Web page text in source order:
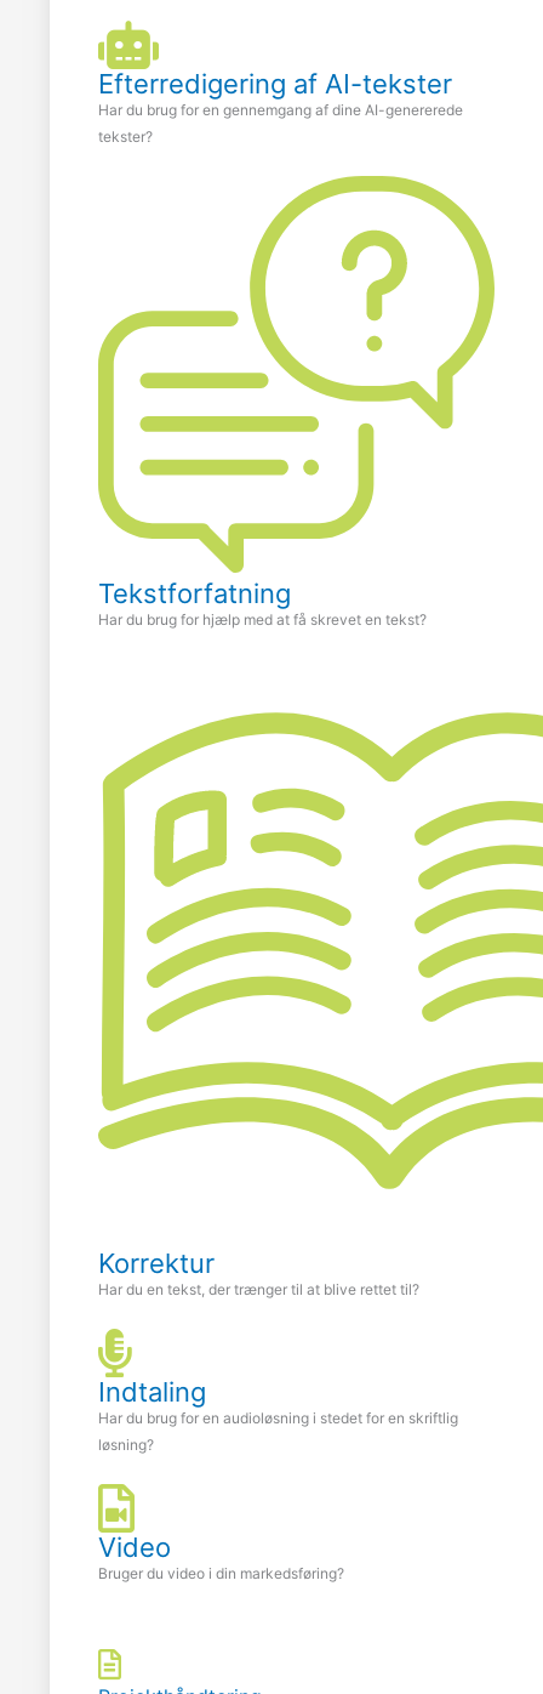
Efterredigering af AI-tekster
Har du brug for en gennemgang af dine AI-genererede
tekster?
Tekstforfatning
Har du brug for hjælp med at få skrevet en tekst?
Korrektur
Har du en tekst, der trænger til at blive rettet til?
Indtaling
Har du brug for en audioløsning i stedet for en skriftlig
løsning?
Video
Bruger du video i din markedsføring?